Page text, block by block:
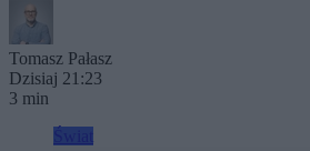
Tomasz Pałasz
Dzisiaj 21:23
3 min